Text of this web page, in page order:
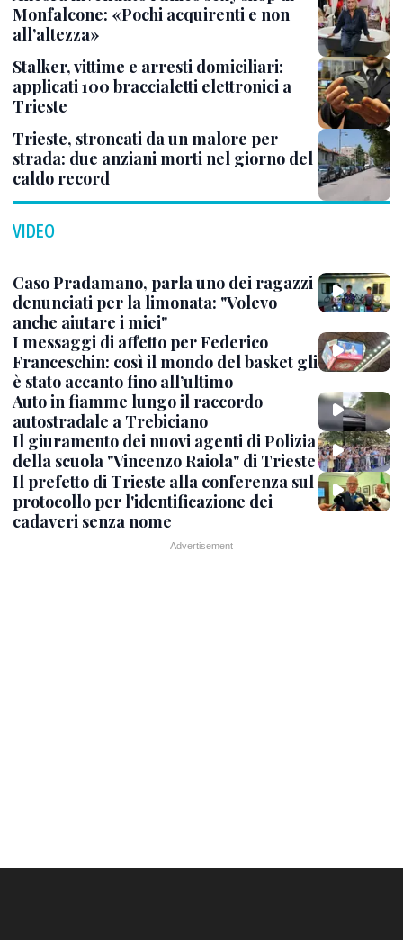
Monfalcone: «Pochi acquirenti e non
all’altezza»
Stalker, vittime e arresti domiciliari:
applicati 100 braccialetti elettronici a
Trieste
Trieste, stroncati da un malore per
strada: due anziani morti nel giorno del
caldo record
VIDEO
Caso Pradamano, parla uno dei ragazzi
denunciati per la limonata: "Volevo
anche aiutare i miei"
I messaggi di affetto per Federico
Franceschin: così il mondo del basket gli
è stato accanto fino all’ultimo
Auto in fiamme lungo il raccordo
autostradale a Trebiciano
Il giuramento dei nuovi agenti di Polizia
della scuola "Vincenzo Raiola" di Trieste
Il prefetto di Trieste alla conferenza sul
protocollo per l'identificazione dei
cadaveri senza nome